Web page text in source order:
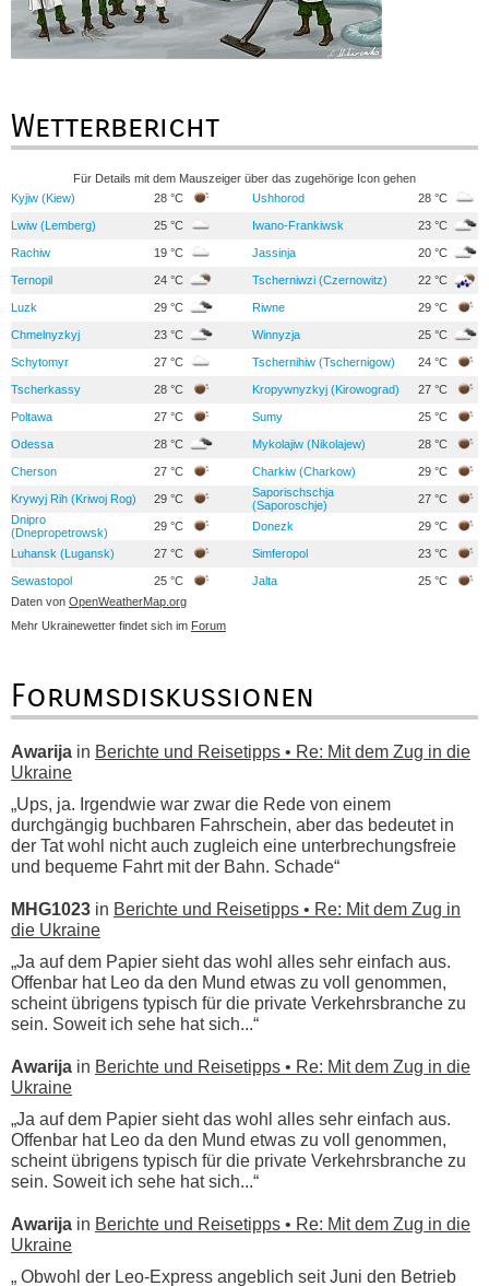
Wetterbericht
Für Details mit dem Mauszeiger über das zugehörige Icon gehen
Kyjiw (Kiew)
28 °C Ushhorod 28 °C
Lwiw (Lemberg) 25 °C Iwano-Frankiwsk 23 °C
Rachiw 19 °C Jassinja 20 °C
Ternopil 24 °C Tscherniwzi (Czernowitz) 22 °C
Luzk 29 °C Riwne 29 °C
Chmelnyzkyj 23 °C Winnyzja 25 °C
Schytomyr 27 °C Tschernihiw (Tschernigow) 24 °C
Tscherkassy 28 °C Kropywnyzkyj (Kirowograd) 27 °C
Poltawa 27 °C Sumy 25 °C
Odessa 28 °C Mykolajiw (Nikolajew) 28 °C
Cherson 27 °C Charkiw (Charkow) 29 °C
Krywyj Rih (Kriwoj Rog) 29 °C
Saporischschja
(Saporoschje)
27 °C
Dnipro
(Dnepropetrowsk)
29 °C Donezk 29 °C
Luhansk (Lugansk) 27 °C Simferopol 23 °C
Sewastopol 25 °C Jalta
25 °C
Daten von OpenWeatherMap.org
Mehr Ukrainewetter findet sich im Forum
Forumsdiskussionen
Awarija in Berichte und Reisetipps • Re: Mit dem Zug in die
Ukraine
„Ups, ja. Irgendwie war zwar die Rede von einem
durchgängig buchbaren Fahrschein, aber das bedeutet in
der Tat wohl nicht auch zugleich eine unterbrechungsfreie
und bequeme Fahrt mit der Bahn. Schade“
MHG1023 in Berichte und Reisetipps • Re: Mit dem Zug in
die Ukraine
„Ja auf dem Papier sieht das wohl alles sehr einfach aus.
Offenbar hat Leo da den Mund etwas zu voll genommen,
scheint übrigens typisch für die private Verkehrsbranche zu
sein. Soweit ich sehe hat sich...“
Awarija in Berichte und Reisetipps • Re: Mit dem Zug in die
Ukraine
„Ja auf dem Papier sieht das wohl alles sehr einfach aus.
Offenbar hat Leo da den Mund etwas zu voll genommen,
scheint übrigens typisch für die private Verkehrsbranche zu
sein. Soweit ich sehe hat sich...“
Awarija in Berichte und Reisetipps • Re: Mit dem Zug in die
Ukraine
„ Obwohl der Leo-Express angeblich seit Juni den Betrieb